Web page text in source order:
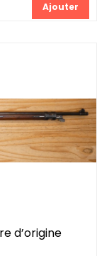
Ajouter
d’origine